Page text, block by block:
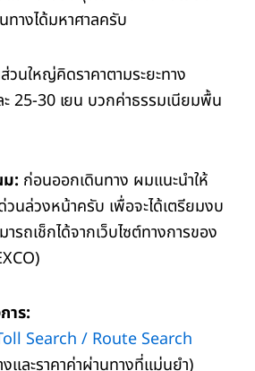
ทางได้มหาศาลครับ
นใหญ่คิดราคาตามระยะทาง
ะ 25-30 เยน บวกค่าธรรมเนียมพื้น
ม: ก่อนออกเดินทาง ผมแนะนำให้
นล่วงหน้าครับ เพื่อจะได้เตรียมงบ
รถเช็กได้จากเว็บไซต์ทางการของ
าร:
Search / Route Search
และราคาค่าผ่านทางที่แม่นยำ)